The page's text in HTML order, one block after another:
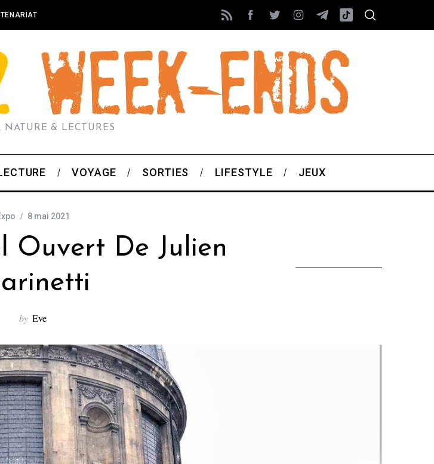
NATURE & LECTURES
VOYAGE SORTIES LIFESTYLE JEUX
8 mai 2021
Ouvert De Julien
by Eve